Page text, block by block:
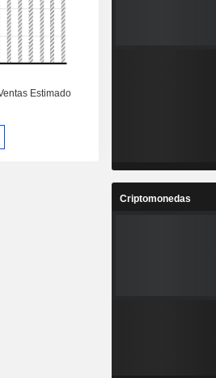
Criptomonedas